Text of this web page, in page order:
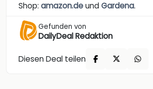
Shop: amazon.deundGardena.
Gefunden von
DailyDeal Redaktion
Diesen Deal teilen